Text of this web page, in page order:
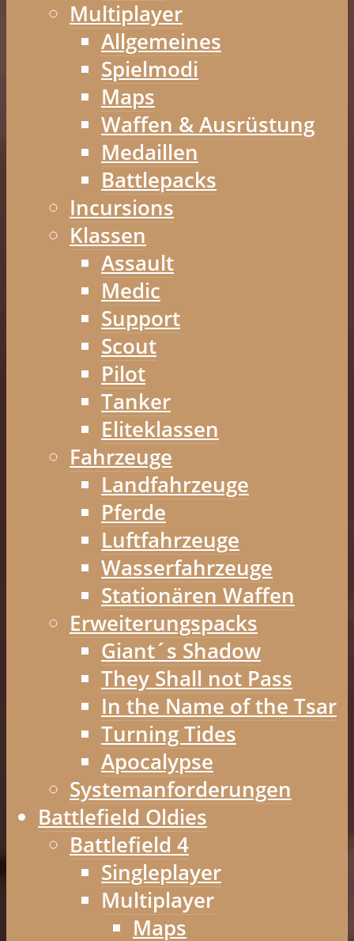
Multiplayer
Allgemeines
Spielmodi
Maps
Waffen & Ausrüstung
Medaillen
Battlepacks
Incursions
Klassen
Assault
Medic
Support
Scout
Pilot
Tanker
Eliteklassen
Fahrzeuge
Landfahrzeuge
Pferde
Luftfahrzeuge
Wasserfahrzeuge
Stationären Waffen
Erweiterungspacks
Giant´s Shadow
They Shall not Pass
In the Name of the Tsar
Turning Tides
Apocalypse
Systemanforderungen
Battlefield Oldies
Battlefield 4
Singleplayer
Multiplayer
Maps